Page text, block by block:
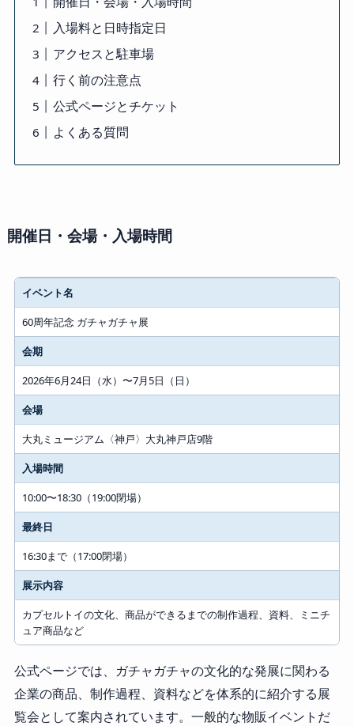
入場料と日時指定日
アクセスと駐車場
行く前の注意点
公式ページとチケット
よくある質問
開催日・会場・入場時間
項目
確認内容
イベント名
60周年記念 ガチャガチャ展
会期
2026年6月24日（水）〜7月5日（日）
会場
大丸ミュージアム〈神戸〉大丸神戸店9階
入場時間
10:00〜18:30（19:00閉場）
最終日
16:30まで（17:00閉場）
展示内容
カプセルトイの文化、商品ができるまでの制作過程、資料、ミニチ
ュア商品など
公式ページでは、ガチャガチャの文化的な発展に関わる
企業の商品、制作過程、資料などを体系的に紹介する展
覧会として案内されています。一般的な物販イベントだ